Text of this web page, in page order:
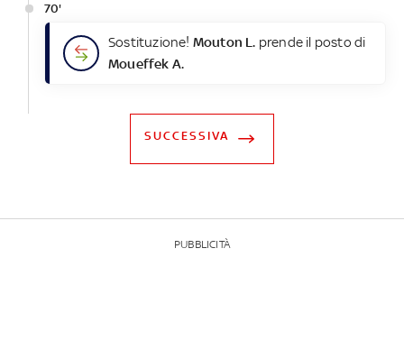
70'
Sostituzione! Mouton L. prende il posto di
Moueffek A.
SUCCESSIVA
PUBBLICITÀ